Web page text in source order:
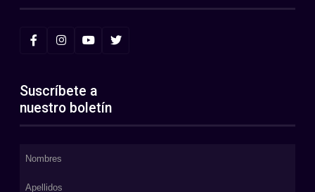
Suscríbete a
nuestro boletín